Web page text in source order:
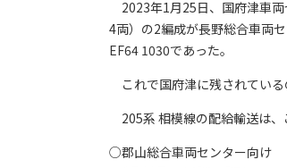
2023年1月25日、国府津車
4両）の2編成が長野総合車両
EF64 1030であった。
これで国府津に残されている
205系 相模線の配給輸送は、
○郡山総合車両センター向け